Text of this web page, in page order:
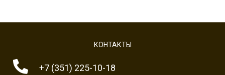
КОНТАКТЫ
+7 (351) 225-10-18